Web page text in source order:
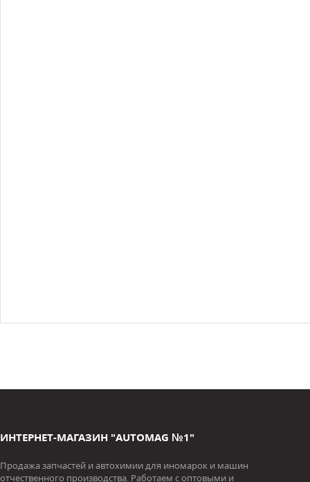
ИНТЕРНЕТ-МАГАЗИН "AUTOMAG №1"
Продажа запчастей и автохимии для иномарок и машин
отчественного производства. Работаем с оптовыми и